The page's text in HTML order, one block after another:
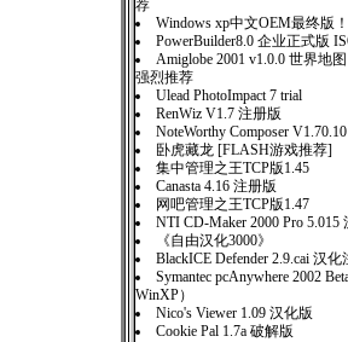
荐
Windows xp中文OEM最终版
PowerBuilder8.0 企业正式版
Amiglobe 2001 v1.0.0 世界地
强烈推荐
Ulead PhotoImpact 7 trial
RenWiz V1.7 注册版
NoteWorthy Composer
卧虎藏龙 [FLASH游戏推荐]
集中管理之王TCP版1.45
Canasta 4.16 注册版
网吧管理之王TCP版1.47
NTI CD-Maker 2000 Pro
《自由汉化3000》
BlackICE Defender 2.9.cai 汉
Symantec pcAnywhere 2002
WinXP）
Nico's Viewer 1.09 汉化版
Cookie Pal 1.7a 破解版